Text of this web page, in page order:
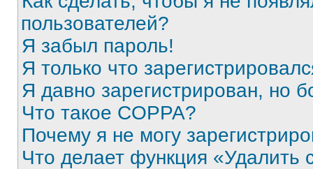
пользователей?
Я забыл пароль!
Я только что
Я давно зарегистрирован, но
Что такое COPPA?
Почему я не могу
Что делает функция «Удалить